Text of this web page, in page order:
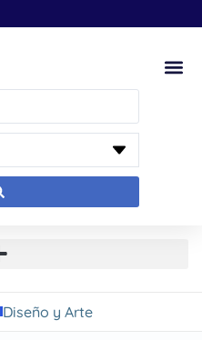
Diseño y Arte